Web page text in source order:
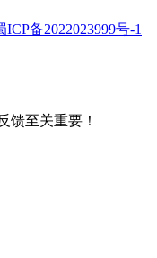
ICP备2022023999号-1
馈至关重要！